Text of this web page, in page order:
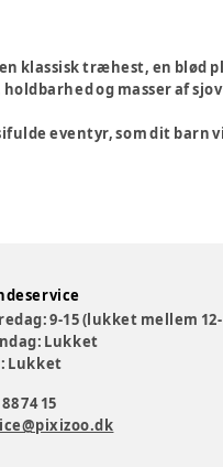
klassisk træhest, en blød
og masser af
eventyr, som dit barn
9-15 (lukket mellem
Lukket
Lukket
74 15